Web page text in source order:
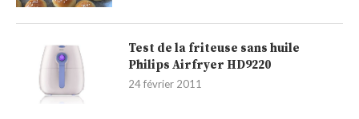
Test de la friteuse sans huile
Philips Airfryer HD9220
24 février 2011